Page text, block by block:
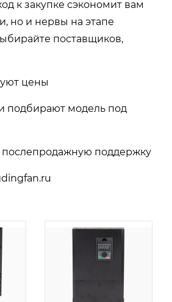
к закупке сэкономит вам
но и нервы на этапе
поставщиков,
цены
подбирают модель под
поддержку